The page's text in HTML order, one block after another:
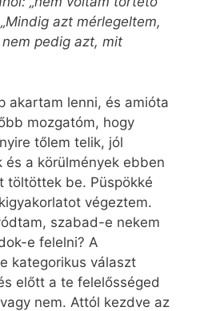
azt mérlegeltem,
pedig azt, mit
akartam lenni, és amióta
mozgatóm, hogy
tőlem telik, jól
és a körülmények ebben
töltöttek be. Püspökké
végeztem.
szabad-e nekem
e felelni? A
kategorikus választ
előtt a te felelősséged
nem. Attól kezdve az